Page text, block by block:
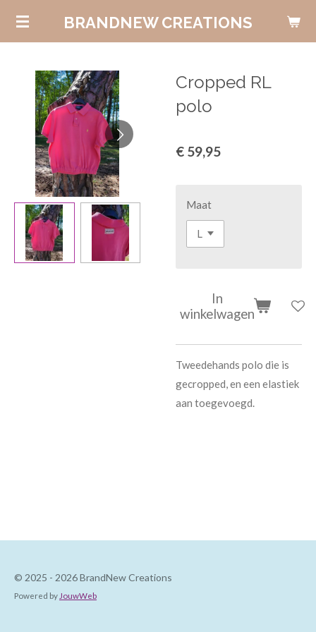
Ga
hoofdinhoud
BRANDNEW CREATIONS
Cropped RL
polo
€ 59,95
Maat
In
winkelwagen
Tweedehands polo die is
gecropped, en een elastiek
aan toegevoegd.
© 2025 - 2026 BrandNew Creations
Powered by JouwWeb